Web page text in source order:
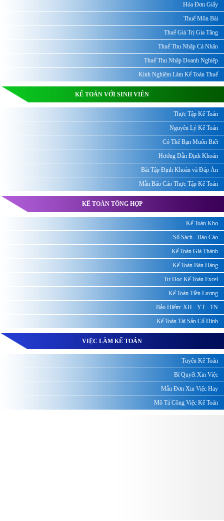
Hóa Đơn Giấy
Thuế Môn Bài
Thuế Giá Trị Gia Tăng
Thuế Thu Nhập Cá Nhân
Thuế Thu Nhập Doanh Nghiệp
Kinh Nghiệm Làm Kế Toán Thuế
KẾ TOÁN VỚI SINH VIÊN
Thực Tập Kế Toán
Nguyên Lý Kế Toán
Có Thể Bạn Muốn Biết
Hướng Dẫn Định Khoản
Bài Tập Định Khoản và Đáp Án
Mẫu Báo Cáo Thực Tập Kế Toán
KẾ TOÁN TỔNG HỢP
Kế Toán Kho
Sổ Sách - Báo Cáo
Kế Toán Giá Thành
Kế Toán Bán Hàng
Tự Học Kế Toán Excel
Kế Toán Tiền Lương
Bảo Hiểm: XH - YT - TN
Kế Toán Tài Sản Cố Định
VIỆC LÀM KẾ TOÁN
Tuyển Kế Toán
Bí Quyết Xin Việc
Mẫu Đơn Xin Việc Hay
Mô Tả Công Việc Kế Toán